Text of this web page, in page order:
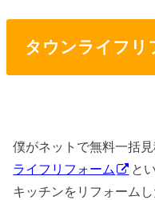
タウンライフリ
僕がネットで無料一括
ライフリフォーム
と
キッチンをリフォーム